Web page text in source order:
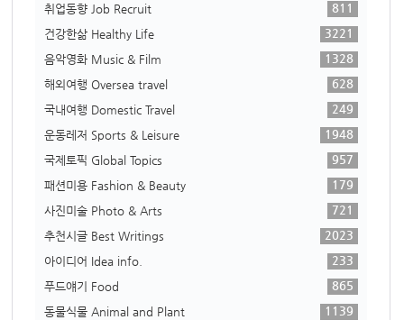
취업동향 Job Recruit
811
건강한삶 Healthy Life
3221
음악영화 Music & Film
1328
해외여행 Oversea travel
628
국내여행 Domestic Travel
249
운동레저 Sports & Leisure
1948
국제토픽 Global Topics
957
패션미용 Fashion & Beauty
179
사진미술 Photo & Arts
721
추천시글 Best Writings
2023
아이디어 Idea info.
233
푸드얘기 Food
865
동물식물 Animal and Plant
1139